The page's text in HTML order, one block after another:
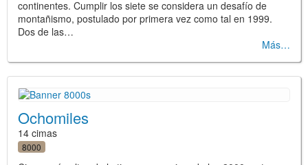
continentes. Cumplir los siete se considera un desafío de
montañismo, postulado por primera vez como tal en 1999.
Dos de las…
Más
Ochomiles
14 cimas
8000